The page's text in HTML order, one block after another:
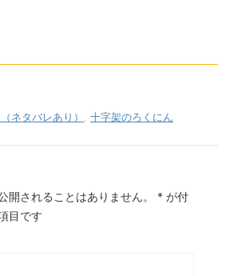
ネタバレあり） 十字架のろくにん
開されることはありません。 * が付
目です